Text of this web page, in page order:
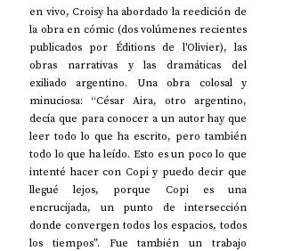
en vivo, Croisy ha abordado la reedición de
la obra en cómic (dos volúmenes recientes
publicados por Éditions de l'Olivier), las
obras narrativas y las dramáticas del
exiliado argentino. Una obra colosal y
minuciosa: “César Aira, otro argentino,
decía que para conocer a un autor hay que
leer todo lo que ha escrito, pero también
todo lo que ha leído. Esto es un poco lo que
intenté hacer con Copi y puedo decir que
llegué lejos, porque Copi es una
encrucijada, un punto de intersección
donde convergen todos los espacios, todos
los tiempos”. Fue también un trabajo